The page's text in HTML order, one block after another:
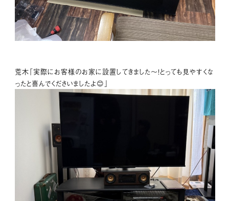
荒木「実際にお客様のお家に設置してきました～！とっても見やすくな
ったと喜んでくださいましたよ😊」